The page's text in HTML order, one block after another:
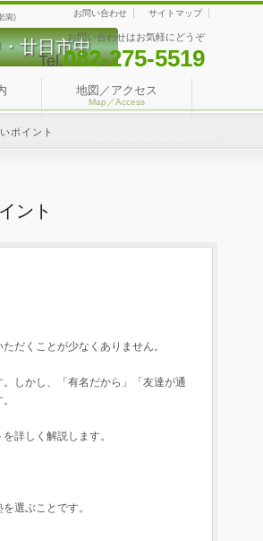
園)
廿日市中お問い合わせはお気軽にどうぞ
Tel.082-275-5519
お問い合わせ サイトマップ
地図／アクセス
Map／Access
ポイント
ント
だくことが少なくありません。
しかし、「有名だから」「友達が通
詳しく解説します。
選ぶことです。